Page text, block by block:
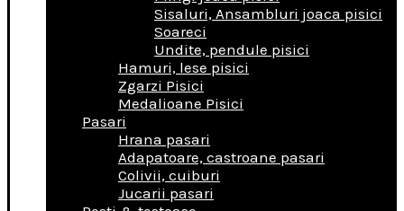
Sisaluri, Ansambluri joaca pisici
Soareci
Undite, pendule pisici
Hamuri, lese pisici
Zgarzi Pisici
Medalioane Pisici
Pasari
Hrana pasari
Adapatoare, castroane pasari
Colivii, cuiburi
Jucarii pasari